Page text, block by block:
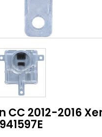
2012-2016